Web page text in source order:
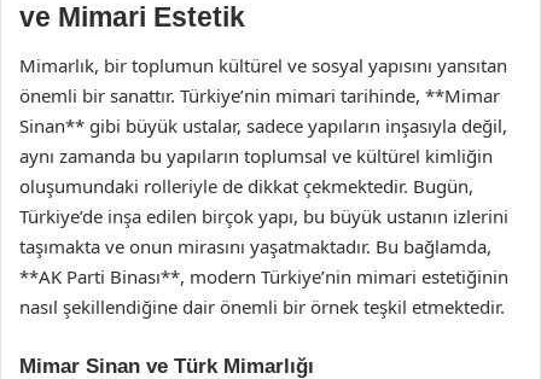
ve Mimari Estetik
Mimarlık, bir toplumun kültürel ve sosyal yapısını yansıtan
önemli bir sanattır. Türkiye’nin mimari tarihinde, **Mimar
Sinan** gibi büyük ustalar, sadece yapıların inşasıyla değil,
aynı zamanda bu yapıların toplumsal ve kültürel kimliğin
oluşumundaki rolleriyle de dikkat çekmektedir. Bugün,
Türkiye’de inşa edilen birçok yapı, bu büyük ustanın izlerini
taşımakta ve onun mirasını yaşatmaktadır. Bu bağlamda,
**AK Parti Binası**, modern Türkiye’nin mimari estetiğinin
nasıl şekillendiğine dair önemli bir örnek teşkil etmektedir.
Mimar Sinan ve Türk Mimarlığı